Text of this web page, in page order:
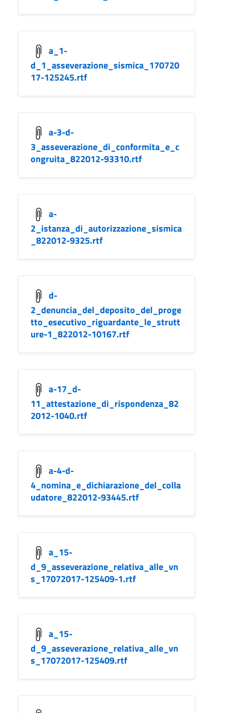
a_1-
d_1_asseverazione_sismica_170720
17-125245.rtf
a-3-d-
3_asseverazione_di_conformita_e_c
ongruita_822012-93310.rtf
a-
2_istanza_di_autorizzazione_sismica
_822012-9325.rtf
d-
2_denuncia_del_deposito_del_proge
tto_esecutivo_riguardante_le_strutt
ure-1_822012-10167.rtf
a-17_d-
11_attestazione_di_rispondenza_82
2012-1040.rtf
a-4-d-
4_nomina_e_dichiarazione_del_colla
udatore_822012-93445.rtf
a_15-
d_9_asseverazione_relativa_alle_vn
s_17072017-125409-1.rtf
a_15-
d_9_asseverazione_relativa_alle_vn
s_17072017-125409.rtf